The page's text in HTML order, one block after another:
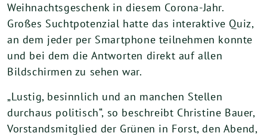
Weihnachtsgeschenk in diesem Corona-Jahr.
Großes Suchtpotenzial hatte das interaktive Quiz,
an dem jeder per Smartphone teilnehmen konnte
und bei dem die Antworten direkt auf allen
Bildschirmen zu sehen war.
„Lustig, besinnlich und an manchen Stellen
durchaus politisch“, so beschreibt Christine Bauer,
Vorstandsmitglied der Grünen in Forst, den Abend,